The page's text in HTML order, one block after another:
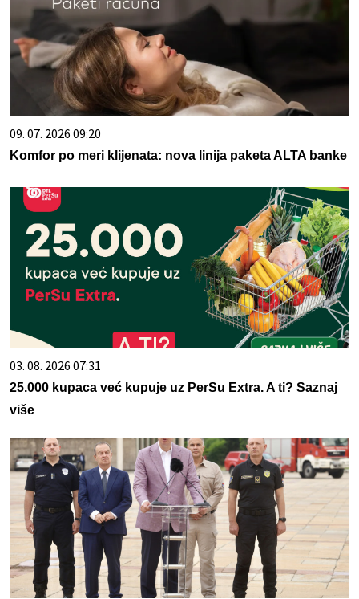
09. 07. 2026 09:20
Komfor po meri klijenata: nova linija paketa ALTA banke
03. 08. 2026 07:31
25.000 kupaca već kupuje uz PerSu Extra. A ti? Saznaj
više